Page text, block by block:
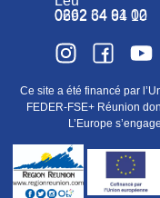
0262 34 91 02
0692 64 64 10
Ce site a été financé par
FEDER-FSE+ Réunion
L’Europe